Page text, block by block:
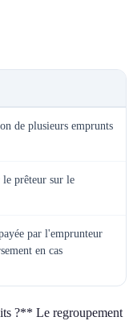
de plusieurs emprunts
le prêteur sur le
par l'emprunteur
en cas
?** Le regroupement